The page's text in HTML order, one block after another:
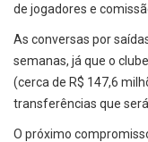
de jogadores e
As conversas por
semanas, já que o
(cerca de R$ 147,6
transferências que
O próximo